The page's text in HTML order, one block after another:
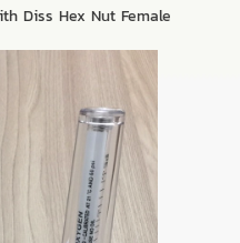
Diss Hex Nut Female